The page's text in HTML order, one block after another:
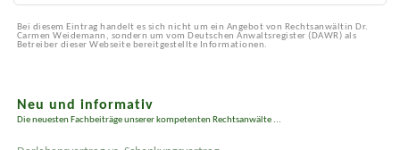
Bei diesem Eintrag handelt es sich nicht um ein Angebot von Rechtsanwältin Dr.
Carmen Weidemann, sondern um vom Deutschen Anwaltsregister (DAWR) als
Betreiber dieser Webseite bereitgestellte Informationen.
Neu und informativ
Die neuesten Fachbeiträge unserer kompetenten Rechtsanwälte ...